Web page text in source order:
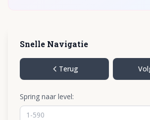
Snelle Navigatie
Terug
Spring naar level: